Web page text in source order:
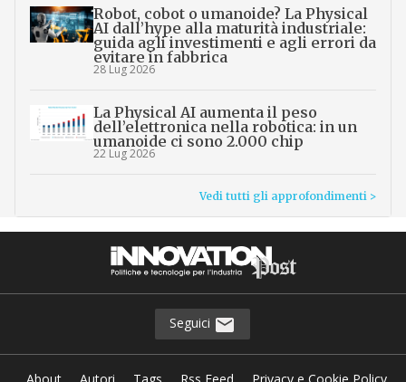
Robot, cobot o umanoide? La Physical
AI dall’hype alla maturità industriale:
guida agli investimenti e agli errori da
evitare in fabbrica
28 Lug 2026
La Physical AI aumenta il peso
dell’elettronica nella robotica: in un
umanoide ci sono 2.000 chip
22 Lug 2026
Vedi tutti gli approfondimenti >
Seguici
About Autori Tags Rss Feed
Privacy e Cookie Policy